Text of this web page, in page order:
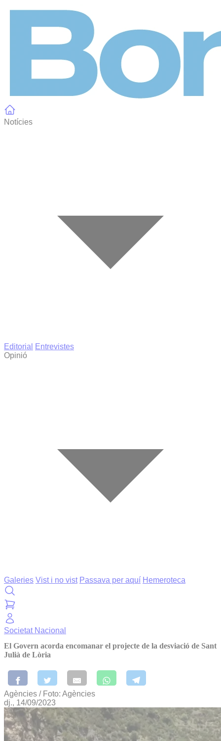
Notícies
Editorial
Entrevistes
Opinió
Galeries Vist i no vist Passava per aquí Hemeroteca
Societat Nacional
El Govern acorda encomanar el projecte de la desviació de Sant
Julià de Lòria
Agències / Foto: Agències
dj., 14/09/2023